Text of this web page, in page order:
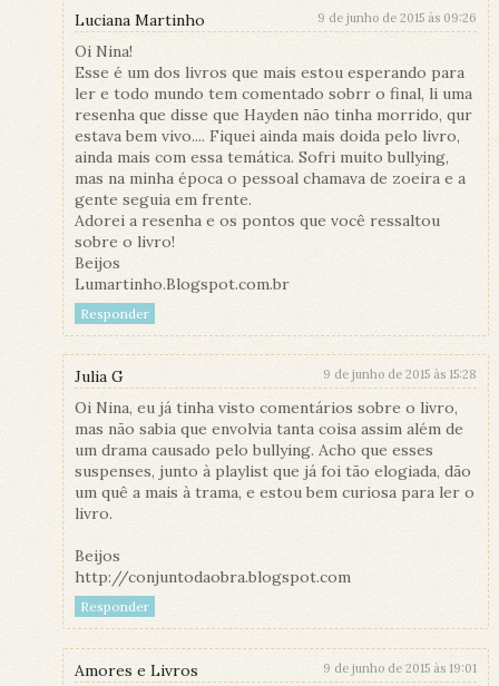
Luciana Martinho 9 de junho de 2015 às 09:26
Oi Nina!
Esse é um dos livros que mais estou esperando para
ler e todo mundo tem comentado sobrr o final, li uma
resenha que disse que Hayden não tinha morrido, qur
estava bem vivo.... Fiquei ainda mais doida pelo livro,
ainda mais com essa temática. Sofri muito bullying,
mas na minha época o pessoal chamava de zoeira e a
gente seguia em frente.
Adorei a resenha e os pontos que você ressaltou
sobre o livro!
Beijos
Lumartinho.Blogspot.com.br
Responder
Julia G 9 de junho de 2015 às 15:28
Oi Nina, eu já tinha visto comentários sobre o livro,
mas não sabia que envolvia tanta coisa assim além de
um drama causado pelo bullying. Acho que esses
suspenses, junto à playlist que já foi tão elogiada, dão
um quê a mais à trama, e estou bem curiosa para ler o
livro.
Beijos
http://conjuntodaobra.blogspot.com
Responder
Amores e Livros 9 de junho de 2015 às 19:01